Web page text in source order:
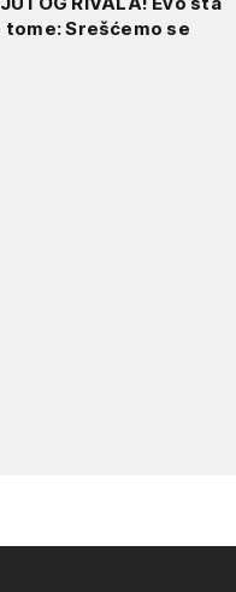
tome: Srešćemo se